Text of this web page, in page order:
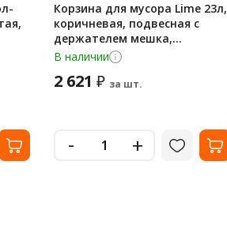
Корзина для мусора Lime 23л,
коричневая, подвесная с
держателем мешка,
974235ИТЛ
В наличии
2 621 ₽ за шт.
- +